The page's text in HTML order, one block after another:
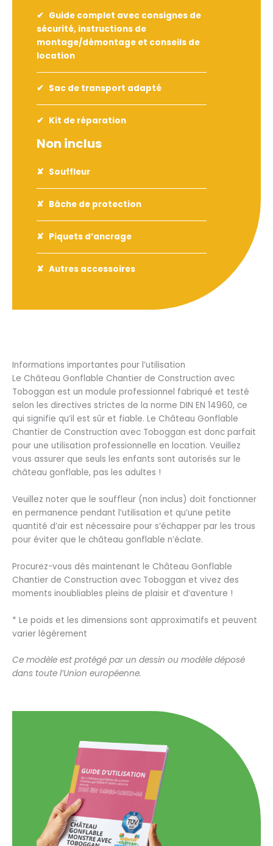
Guide complet avec consignes de
sécurité, instructions de
montage/démontage et conseils de
location
Sac de transport adapté
Kit de réparation
Non inclus
Souffleur
Bâche de protection
Piquets d’ancrage
Autres accessoires
Informations importantes pour l’utilisation
Le Château Gonflable Chantier de Construction avec
Toboggan est un module professionnel fabriqué et testé
selon les directives strictes de la norme DIN EN 14960, ce
qui signifie qu’il est sûr et fiable. Le Château Gonflable
Chantier de Construction avec Toboggan est donc parfait
pour une utilisation professionnelle en location. Veuillez
vous assurer que seuls les enfants sont autorisés sur le
château gonflable, pas les adultes !
Veuillez noter que le souffleur (non inclus) doit fonctionner
en permanence pendant l’utilisation et qu’une petite
quantité d’air est nécessaire pour s’échapper par les trous
pour éviter que le château gonflable n’éclate.
Procurez-vous dès maintenant le Château Gonflable
Chantier de Construction avec Toboggan et vivez des
moments inoubliables pleins de plaisir et d’aventure !
* Le poids et les dimensions sont approximatifs et peuvent
varier légèrement
Ce modèle est protégé par un dessin ou modèle déposé
dans toute l’Union européenne.